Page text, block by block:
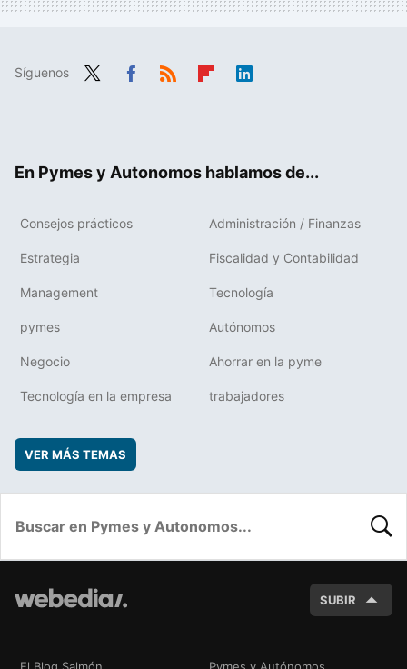
Síguenos
En Pymes y Autonomos hablamos de...
Consejos prácticos Administración / Finanzas
Estrategia Fiscalidad y Contabilidad
Management Tecnología
pymes Autónomos
Negocio Ahorrar en la pyme
Tecnología en la empresa trabajadores
VER MÁS TEMAS
SUBIR
El Blog Salmón Pymes y Autónomos